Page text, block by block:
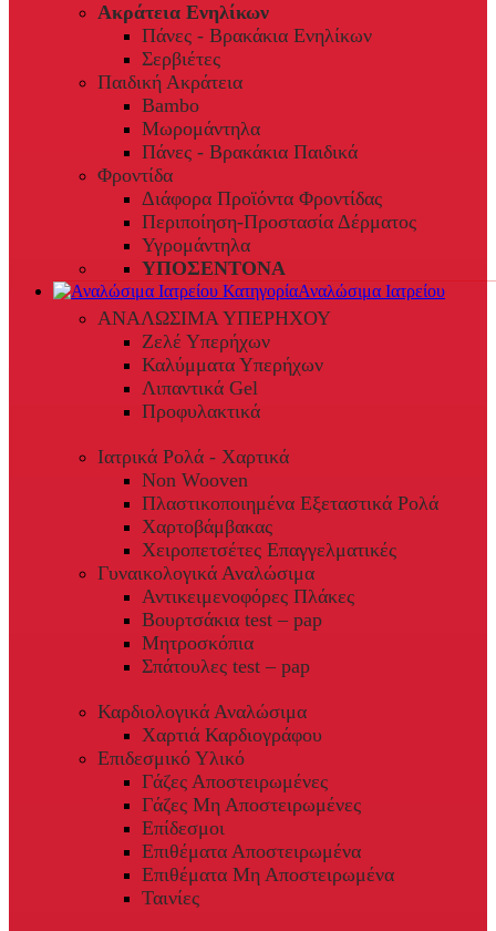
Ακράτεια Ενηλίκων
Πάνες - Βρακάκια Ενηλίκων
Σερβιέτες
Παιδική Ακράτεια
Bambo
Μωρομάντηλα
Πάνες - Βρακάκια Παιδικά
Φροντίδα
Διάφορα Προϊόντα Φροντίδας
Περιποίηση-Προστασία Δέρματος
Υγρομάντηλα
ΥΠΟΣΕΝΤΟΝΑ
Αναλώσιμα Ιατρείου
ΑΝΑΛΩΣΙΜΑ ΥΠΕΡΗΧΟΥ
Ζελέ Υπερήχων
Καλύμματα Υπερήχων
Λιπαντικά Gel
Προφυλακτικά
Ιατρικά Ρολά - Χαρτικά
Non Wooven
Πλαστικοποιημένα Εξεταστικά Ρολά
Χαρτοβάμβακας
Χειροπετσέτες Επαγγελματικές
Γυναικολογικά Αναλώσιμα
Αντικειμενοφόρες Πλάκες
Βουρτσάκια test – pap
Μητροσκόπια
Σπάτουλες test – pap
Καρδιολογικά Αναλώσιμα
Χαρτιά Καρδιογράφου
Επιδεσμικό Υλικό
Γάζες Αποστειρωμένες
Γάζες Μη Αποστειρωμένες
Επίδεσμοι
Επιθέματα Αποστειρωμένα
Επιθέματα Μη Αποστειρωμένα
Ταινίες